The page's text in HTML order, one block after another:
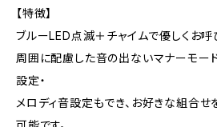
【特徴】
ブルーLED点滅＋チャイムで優しくお呼
周囲に配慮した音の出ないマナーモー
設定・
メロディ音設定もでき、お好きな組合